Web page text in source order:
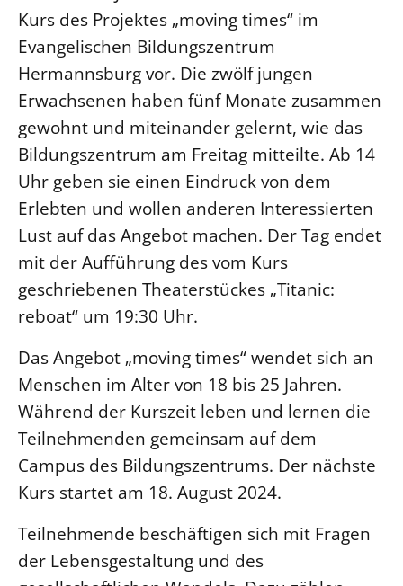
Kurs des Projektes „moving times“ im
Evangelischen Bildungszentrum
Hermannsburg vor. Die zwölf jungen
Erwachsenen haben fünf Monate zusammen
gewohnt und miteinander gelernt, wie das
Bildungszentrum am Freitag mitteilte. Ab 14
Uhr geben sie einen Eindruck von dem
Erlebten und wollen anderen Interessierten
Lust auf das Angebot machen. Der Tag endet
mit der Aufführung des vom Kurs
geschriebenen Theaterstückes „Titanic:
reboat“ um 19:30 Uhr.
Das Angebot „moving times“ wendet sich an
Menschen im Alter von 18 bis 25 Jahren.
Während der Kurszeit leben und lernen die
Teilnehmenden gemeinsam auf dem
Campus des Bildungszentrums. Der nächste
Kurs startet am 18. August 2024.
Teilnehmende beschäftigen sich mit Fragen
der Lebensgestaltung und des
Kirchenämter
Gleichstellung
Datenschutz
Geschäftsstelle Landessynode
LANDESSYNODE
27. Landessynode
Kontakt
Hintergrund
MITARBEIT
Ehrenamt
Freie Stellen
BIBLIOTHEK & ARCHIV
SERVICE
Älterwerden im Pfarrberuf
Beschwerdestellen
Ephoralbüro